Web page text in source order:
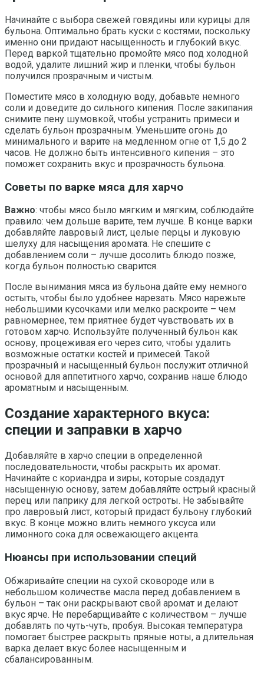
Начинайте с выбора свежей говядины или курицы для
бульона. Оптимально брать куски с костями, поскольку
именно они придают насыщенность и глубокий вкус.
Перед варкой тщательно промойте мясо под холодной
водой, удалите лишний жир и пленки, чтобы бульон
получился прозрачным и чистым.
Поместите мясо в холодную воду, добавьте немного
соли и доведите до сильного кипения. После закипания
снимите пену шумовкой, чтобы устранить примеси и
сделать бульон прозрачным. Уменьшите огонь до
минимального и варите на медленном огне от 1,5 до 2
часов. Не должно быть интенсивного кипения – это
поможет сохранить вкус и прозрачность бульона.
Советы по варке мяса для харчо
Важно: чтобы мясо было мягким и мягким, соблюдайте
правило: чем дольше варите, тем лучше. В конце варки
добавляйте лавровый лист, целые перцы и луковую
шелуху для насыщения аромата. Не спешите с
добавлением соли – лучше досолить блюдо позже,
когда бульон полностью сварится.
После вынимания мяса из бульона дайте ему немного
остыть, чтобы было удобнее нарезать. Мясо нарежьте
небольшими кусочками или мелко раскроите – чем
равномернее, тем приятнее будет чувствовать их в
готовом харчо. Используйте полученный бульон как
основу, процеживая его через сито, чтобы удалить
возможные остатки костей и примесей. Такой
прозрачный и насыщенный бульон послужит отличной
основой для аппетитного харчо, сохранив наше блюдо
ароматным и насыщенным.
Создание характерного вкуса:
специи и заправки в харчо
Добавляйте в харчо специи в определенной
последовательности, чтобы раскрыть их аромат.
Начинайте с кориандра и зиры, которые создадут
насыщенную основу, затем добавляйте острый красный
перец или паприку для легкой остроты. Не забывайте
про лавровый лист, который придаст бульону глубокий
вкус. В конце можно влить немного уксуса или
лимонного сока для освежающего акцента.
Нюансы при использовании специй
Обжаривайте специи на сухой сковороде или в
небольшом количестве масла перед добавлением в
бульон – так они раскрывают свой аромат и делают
вкус ярче. Не перебарщивайте с количеством – лучше
добавлять по чуть-чуть, пробуя. Высокая температура
помогает быстрее раскрыть пряные ноты, а длительная
варка делает вкус более насыщенным и
сбалансированным.